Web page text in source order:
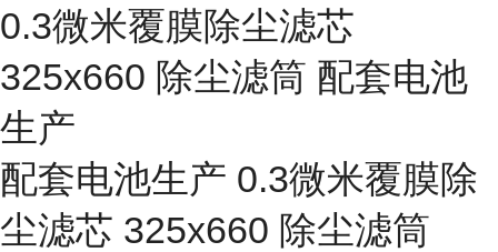
0.3微米覆膜除尘滤芯
325x660 除尘滤筒 配套电池
生产
配套电池生产 0.3微米覆膜除
尘滤芯 325x660 除尘滤筒